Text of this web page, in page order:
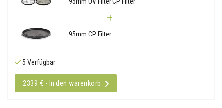
95mm CP Filter
5 Verfügbar
2339 € - In den warenkorb